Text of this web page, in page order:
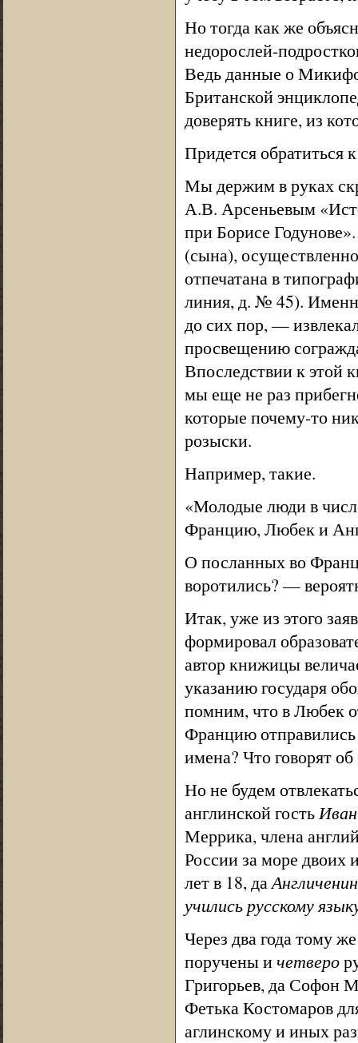
Но тогда как же
недорослей-
Ведь данные о
Британской
доверять книге, из
Придется обратиться
Мы держим в руках
А.В. Арсеньевым
при Борисе
(сына),
отпечатана в
линия, д. № 45).
до сих пор, —
просвещению
Впоследствии к этой
мы еще не раз
которые почему-то
розыски.
Например, такие.
«Молодые люди в
Францию, Любек и
О посланных во
воротились? —
Итак, уже из этого
формировал
автор книжицы
указанию государя
помним, что в Любек
Францию
имена? Что говорят
Но не будем
англинской гость
Меррика, члена
России за море двоих
лет в 18, да
учились русскому
Через два года тому
поручены ичетверо
Григорьев, да Софон
Фетька Костомаров
аглинскому и иных